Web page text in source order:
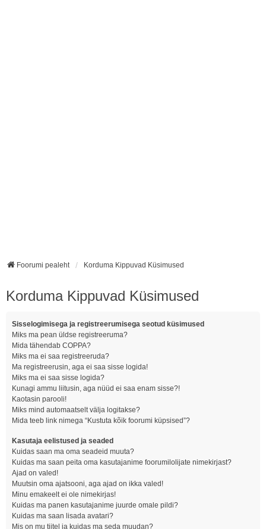
Foorumi pealeht Korduma Kippuvad Küsimused
Korduma Kippuvad Küsimused
Sisselogimisega ja registreerumisega seotud küsimused
Miks ma pean üldse registreeruma?
Mida tähendab COPPA?
Miks ma ei saa registreeruda?
Ma registreerusin, aga ei saa sisse logida!
Miks ma ei saa sisse logida?
Kunagi ammu liitusin, aga nüüd ei saa enam sisse?!
Kaotasin parooli!
Miks mind automaatselt välja logitakse?
Mida teeb link nimega “Kustuta kõik foorumi küpsised”?
Kasutaja eelistused ja seaded
Kuidas saan ma oma seadeid muuta?
Kuidas ma saan peita oma kasutajanime foorumilolijate nimekirjast?
Ajad on valed!
Muutsin oma ajatsooni, aga ajad on ikka valed!
Minu emakeelt ei ole nimekirjas!
Kuidas ma panen kasutajanime juurde omale pildi?
Kuidas ma saan lisada avatari?
Mis on mu tiitel ja kuidas ma seda muudan?